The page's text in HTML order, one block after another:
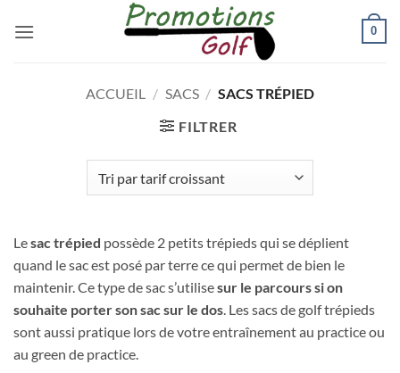
0
ACCUEIL / SACS / SACS TRÉPIED
FILTRER
Lesac trépied possède 2 petits trépieds qui se déplient
quand le sac est posé par terre ce qui permet de bien le
maintenir. Ce type de sac s’utilisesur le parcours si on
souhaite porter son sac sur le dos. Les sacs de golf trépieds
sont aussi pratique lors de votre entraînement au practice ou
au green de practice.